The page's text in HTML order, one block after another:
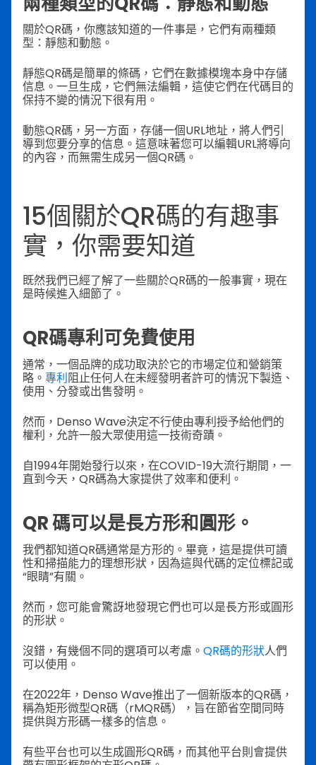
關於QR碼，你應該知道的一件事是，它們有兩種類
型：靜態和動態。
靜態QR碼是簡單的條碼，它們在數據模塊本身中存儲
信息。一旦生成，它們無法編輯，這使它們在代碼目的
保持不變的情況下很有用。
動態QR碼，另一方面，存儲一個URL地址，將人們引
導到您要分享的信息。這意味著您可以編輯URL將導向
的內容，而無需生成另一個QR碼。
15個關於QR碼的有趣事
實，你需要知道
既然我們已經了解了一些關於QR碼的一般事實，現在
是時候進入細節了。
QR碼專利可免費使用
通常，一個品牌的成功取決於它的市場定位和營銷策
略。 專利阻止任何人在未經發明者許可的情況下製造、
使用、分發或出售發明。
然而，Denso Wave決定不行使由專利授予給他們的
權利，允許一般大眾使用這一技術奇蹟。
自1994年開始發行以來，在COVID-19大流行期間，一
直到今天，QR碼為大家提供了效率和便利。
QR 碼可以是長方形和圓形。
我們都知道QR碼通常是方形的。畢竟，這是提供可讀
性和掃描能力的理想形狀，因為這與代碼的定位標記或
“眼睛”有關。
然而，您可能會驚訝地發現它們也可以是長方形或圓形
的形狀。
沒錯，有幾個不同的選項可以考慮。 QR碼的形狀人們
可以使用。
在2022年，Denso Wave推出了一個新版本的QR碼，
稱為矩形微型QR碼（rMQR碼），旨在節省空間同時
提供與方形碼一樣多的信息。
有些平台也可以生成圓形QR碼，而其他平台則會提供